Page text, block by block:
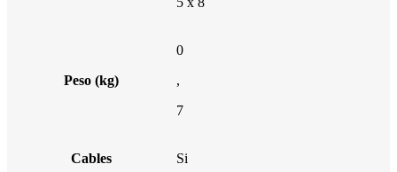
Peso (kg)
0
,
7
Cables Si